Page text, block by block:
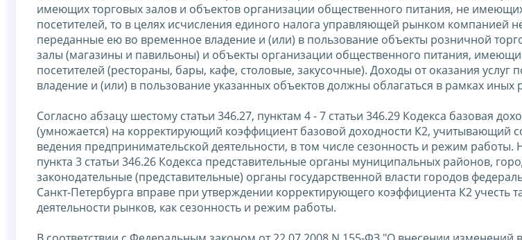
имеющих торговых залов и объектов организации общественного питания, не
посетителей, то в целях исчисления единого налога управляющей рынком компанией
переданные ею во временное владение и (или) в пользование объекты розничной
залы (магазины и павильоны) и объекты организации общественного питания,
посетителей (рестораны, бары, кафе, столовые, закусочные). Доходы от оказания услуг
владение и (или) в пользование указанных объектов должны облагаться в рамках
Согласно абзацу шестому статьи 346.27, пунктам 4 - 7 статьи 346.29 Кодекса базовая
(умножается) на корректирующий коэффициент базовой доходности К2, учитывающий
ведения предпринимательской деятельности, в том числе сезонность и режим работы.
пункта 3 статьи 346.26 Кодекса представительные органы муниципальных районов,
законодательные (представительные) органы государственной власти городов
Санкт-Петербурга вправе при утверждении корректирующего коэффициента К2 учесть
деятельности рынков, как сезонность и режим работы.